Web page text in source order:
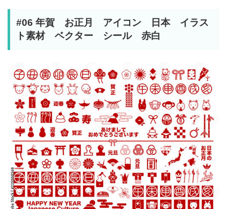
#06 年賀 お正月 アイコン 日本 イラス
ト素材 ベクター シール 赤白